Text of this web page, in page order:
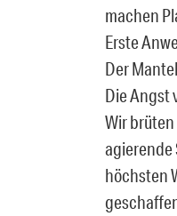
machen
Erste
Der
Die Angst
Wir
agierende
höchsten